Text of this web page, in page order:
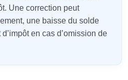
Une correction peut
une baisse du solde
en cas d’omission de